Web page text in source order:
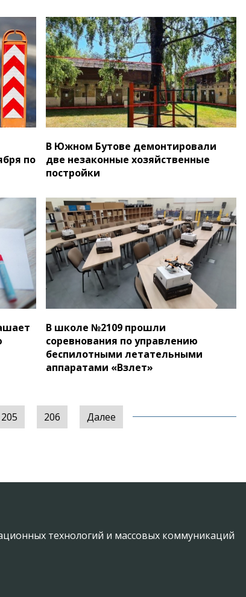
по
В Южном Бутове демонтировали
две незаконные хозяйственные
постройки
В школе №2109 прошли
соревнования по управлению
беспилотными летательными
аппаратами «Взлет»
205 206 Далее
технологий и массовых коммуникаций